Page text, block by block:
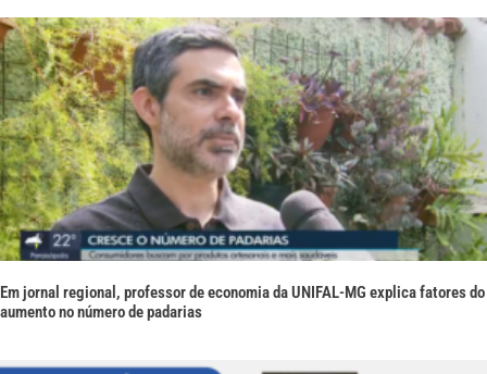
Em jornal regional, professor de economia da UNIFAL-MG explica fatores do
aumento no número de padarias